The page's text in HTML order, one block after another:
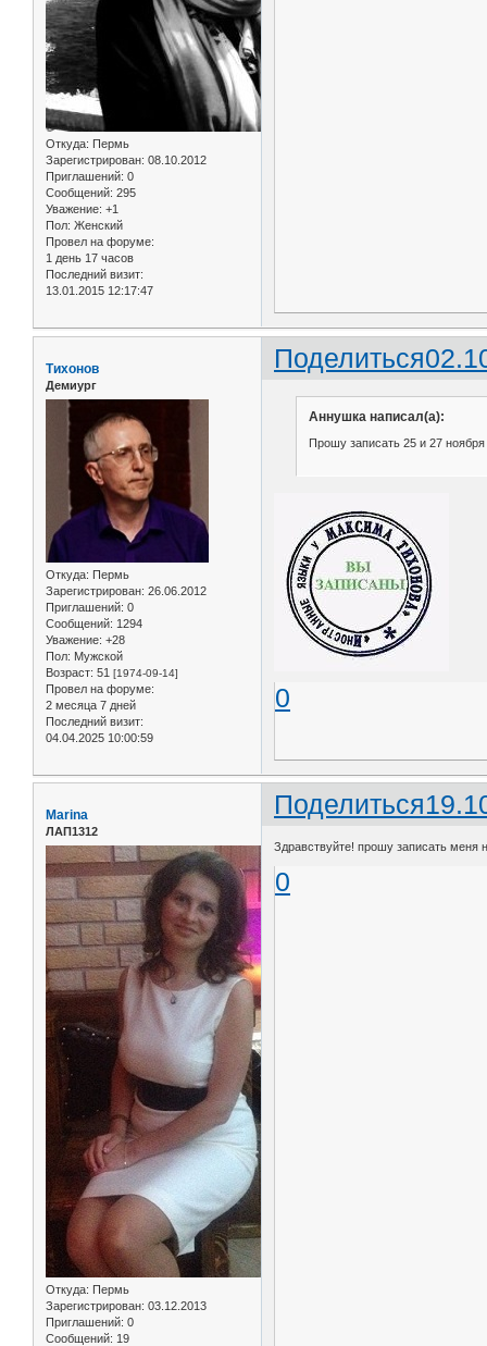
Откуда: Пермь
Зарегистрирован: 08.10.2012
Приглашений: 0
Сообщений: 295
Уважение: +1
Пол: Женский
Провел на форуме:
1 день 17 часов
Последний визит:
13.01.2015 12:17:47
Поделиться
Тихонов
Демиург
Откуда: Пермь
Зарегистрирован: 26.06.2012
Приглашений: 0
Сообщений: 1294
Уважение: +28
Пол: Мужской
Возраст: 51 [1974-09-14]
Провел на форуме:
2 месяца 7 дней
Последний визит:
04.04.2025 10:00:59
Аннушка написал(а):
Прошу записать 25 и 27
0
Поделиться
Marina
ЛАП1312
Откуда: Пермь
Зарегистрирован: 03.12.2013
Приглашений: 0
Сообщений: 19
Здравствуйте! прошу записать меня
0